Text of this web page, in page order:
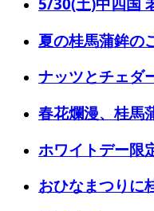
夏の桂馬蒲鉾の
ナッツとチェダ
春花爛漫、桂馬
ホワイトデー限
おひなまつりに